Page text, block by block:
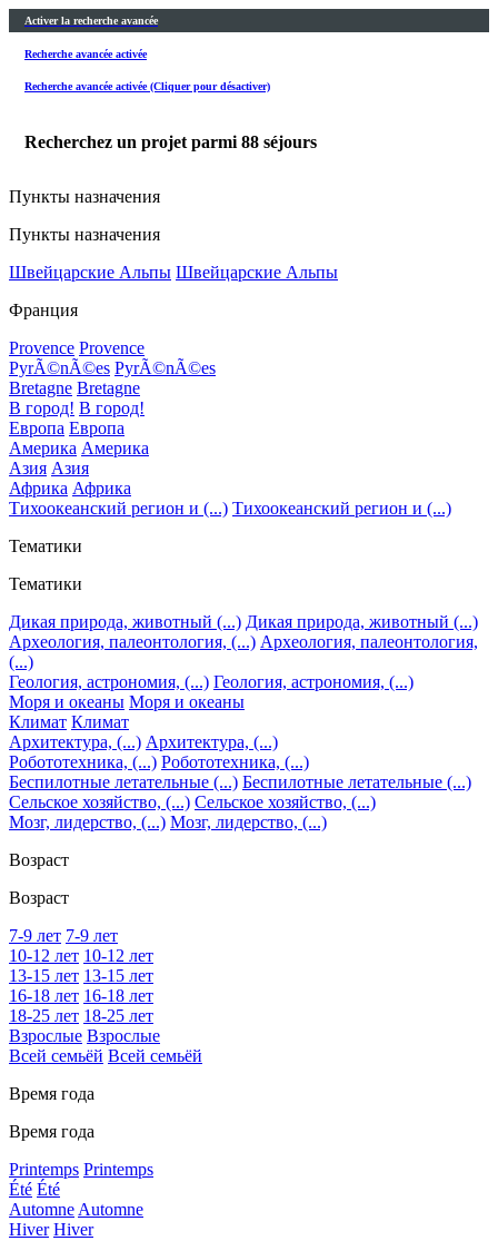
Activer la recherche avancée
Recherche avancée activée
Recherche avancée activée (Cliquer pour désactiver)
Recherchez un projet parmi 88 séjours
Пункты назначения
Пункты назначения
Швейцарские Альпы Швейцарские Альпы
Франция
Provence Provence
PyrÃ©nÃ©es PyrÃ©nÃ©es
Bretagne Bretagne
В город! В город!
Европа Европа
Америка Америка
Азия Азия
Африка Африка
Тихоокеанский регион и (...) Тихоокеанский регион и (...)
Тематики
Тематики
Дикая природа, животный (...) Дикая природа, животный (...)
Археология, палеонтология, (...) Археология, палеонтология,
(...)
Геология, астрономия, (...) Геология, астрономия, (...)
Моря и океаны Моря и океаны
Климат Климат
Архитектура, (...) Архитектура, (...)
Робототехника, (...) Робототехника, (...)
Беспилотные летательные (...) Беспилотные летательные (...)
Сельское хозяйство, (...) Сельское хозяйство, (...)
Мозг, лидерство, (...) Мозг, лидерство, (...)
Возраст
Возраст
7-9 лет 7-9 лет
10-12 лет 10-12 лет
13-15 лет 13-15 лет
16-18 лет 16-18 лет
18-25 лет 18-25 лет
Взрослые Взрослые
Всей семьёй Всей семьёй
Время года
Время года
Printemps Printemps
Été Été
AutomneAutomne
Hiver Hiver